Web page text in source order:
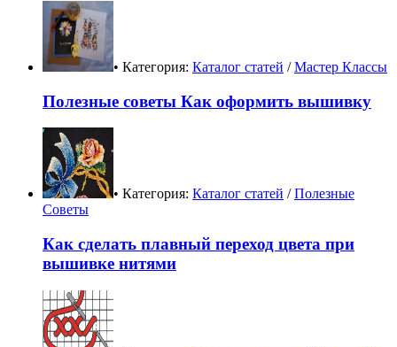
• Категория: Каталог статей /Мастер Классы
Полезные советы Как оформить вышивку
• Категория: Каталог статей /Полезные
Советы
Как сделать плавный переход цвета при
вышивке нитями